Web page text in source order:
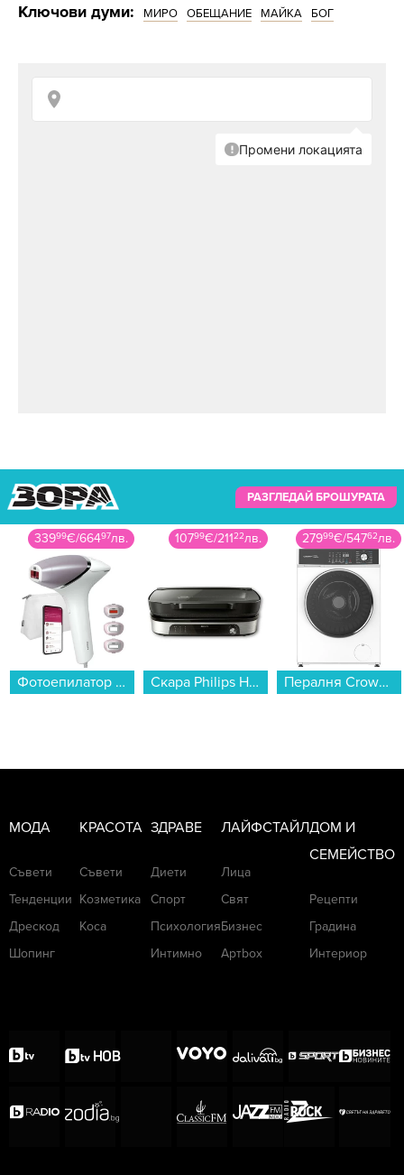
Ключови думи: МИРО ОБЕЩАНИЕ МАЙКА БОГ
РАЗГЛЕДАЙ БРОШУРАТА
33999€/66497лв.
Фотоепилатор Philips BRI947/00 Lumea...
10799€/21122лв.
Скара Philips HD6212/90...
27999€/54762лв.
Пералня Crown CWM8014WY , 1400 об./мин., 8.00 kg, A , Бял...
МОДА
Съвети
Тенденции
Дрескод
Шопинг
КРАСОТА
Съвети
Козметика
Коса
ЗДРАВЕ
Диети
Спорт
Психология
Интимно
ЛАЙФСТАЙЛ
Лица
Свят
Бизнес
Артbox
ДОМ И
СЕМЕЙСТВО
Рецепти
Градина
Интериор